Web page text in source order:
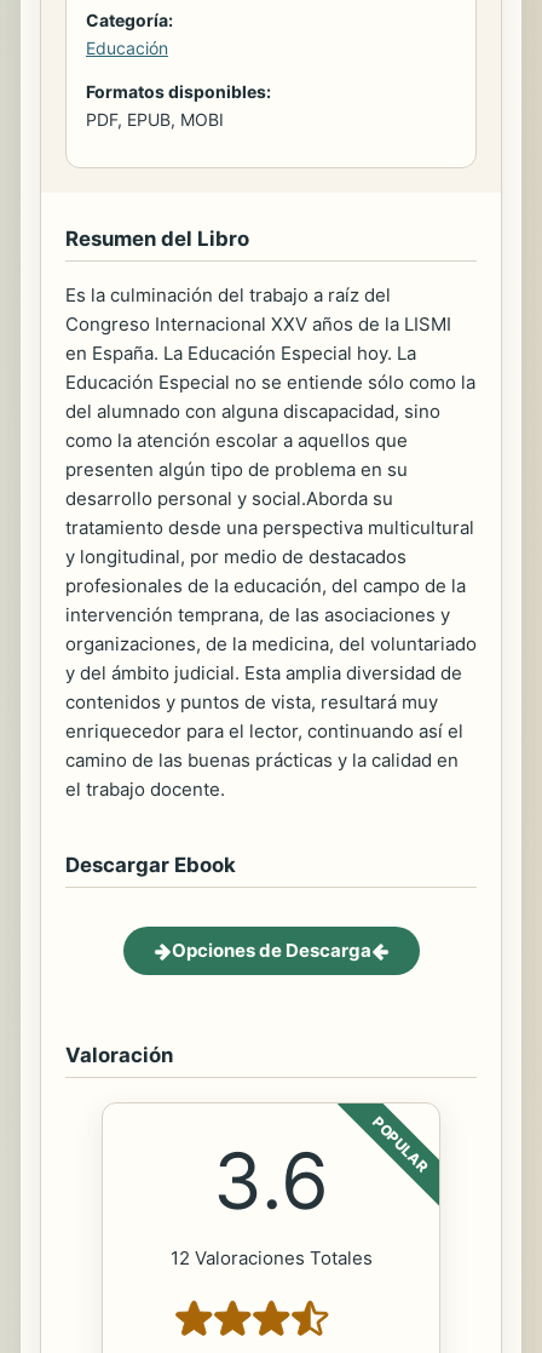
Categoría:
Educación
Formatos disponibles:
PDF, EPUB, MOBI
Resumen del Libro
Es la culminación del trabajo a raíz del
Congreso Internacional XXV años de la LISMI
en España. La Educación Especial hoy. La
Educación Especial no se entiende sólo como la
del alumnado con alguna discapacidad, sino
como la atención escolar a aquellos que
presenten algún tipo de problema en su
desarrollo personal y social.Aborda su
tratamiento desde una perspectiva multicultural
y longitudinal, por medio de destacados
profesionales de la educación, del campo de la
intervención temprana, de las asociaciones y
organizaciones, de la medicina, del voluntariado
y del ámbito judicial. Esta amplia diversidad de
contenidos y puntos de vista, resultará muy
enriquecedor para el lector, continuando así el
camino de las buenas prácticas y la calidad en
el trabajo docente.
Descargar Ebook
Opciones de Descarga
Valoración
POPULAR
3.6
12 Valoraciones Totales